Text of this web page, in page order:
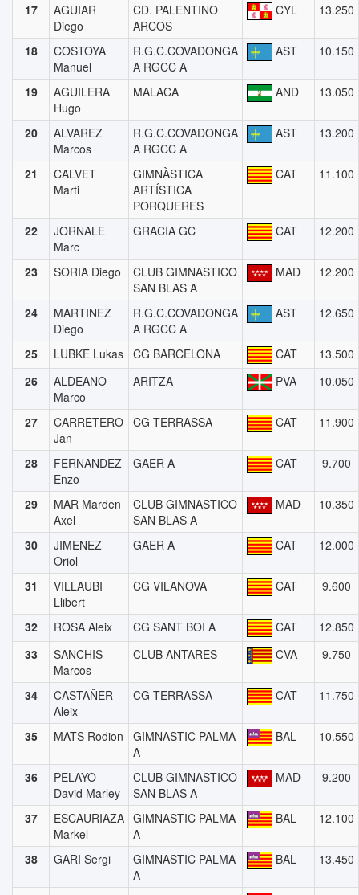
17
AGUIAR
Diego
CD. PALENTINO
ARCOS
CYL 13.250
18
COSTOYA
Manuel
R.G.C.COVADONGA
A RGCC A
AST 10.150
19
AGUILERA
Hugo
MALACA AND 13.050
20
ALVAREZ
Marcos
R.G.C.COVADONGA
A RGCC A
AST 13.200
21
CALVET
Marti
GIMNÀSTICA
ARTÍSTICA
PORQUERES
CAT 11.100
22
JORNALE
Marc
GRACIA GC CAT 12.200
23 SORIA Diego
CLUB GIMNASTICO
SAN BLAS A
MAD 12.200
24
MARTINEZ
Diego
R.G.C.COVADONGA
A RGCC A
AST 12.650
25 LUBKE Lukas CG BARCELONA CAT
13.500
26
ALDEANO
Marco
ARITZA PVA 10.050
27
CARRETERO
Jan
CG TERRASSA CAT 11.900
28
FERNANDEZ
Enzo
GAER A CAT 9.700
29
MAR Marden
Axel
CLUB GIMNASTICO
SAN BLAS A
MAD 10.350
30
JIMENEZ
Oriol
GAER A CAT 12.000
31
VILLAUBI
Llibert
CG VILANOVA CAT 9.600
32 ROSA Aleix CG SANT BOI A CAT
12.850
33
SANCHIS
Marcos
CLUB ANTARES CVA 9.750
34
CASTAÑER
Aleix
CG TERRASSA CAT 11.750
35 MATS Rodion
GIMNASTIC PALMA
A
BAL 10.550
36
PELAYO
David Marley
CLUB GIMNASTICO
SAN BLAS A
MAD 9.200
37
ESCAURIAZA
Markel
GIMNASTIC PALMA
A
BAL 12.100
38 GARI Sergi
GIMNASTIC PALMA
A
BAL 13.450